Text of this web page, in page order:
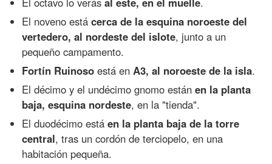
El noveno estácerca de la esquina noroeste del
vertedero, al nordeste del islote, junto a un
pequeño campamento.
Fortín Ruinoso está enA3, al noroeste de la isla.
El décimo y el undécimo gnomo estánen la planta
baja, esquina nordeste, en la "tienda".
El duodécimo estáen la planta baja de la torre
central, tras un cordón de terciopelo, en una
habitación pequeña.